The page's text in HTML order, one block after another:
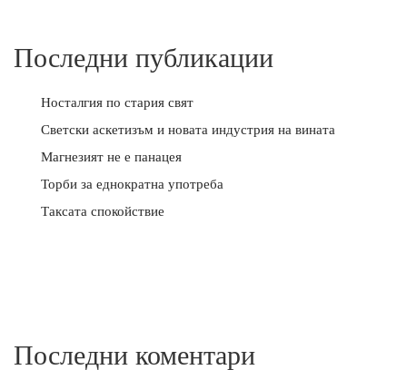
Последни публикации
Носталгия по стария свят
Светски аскетизъм и новата индустрия на вината
Магнезият не е панацея
Торби за еднократна употреба
Таксата спокойствие
Последни коментари